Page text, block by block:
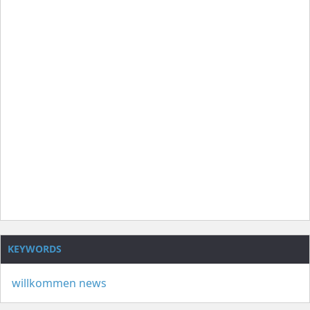
KEYWORDS
willkommen news